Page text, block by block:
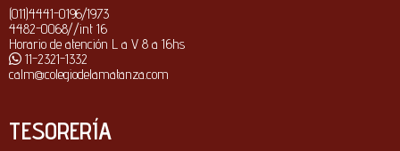
(011)4441-0196/1973
4482-0068//int 16
Horario de atención L a V 8 a 16hs
11-2321-1332
calm@colegiodelamatanza.com
TESORERÍA